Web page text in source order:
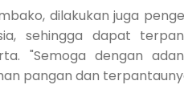
dilakukan juga
sehingga dapat
"Semoga dengan
pangan dan